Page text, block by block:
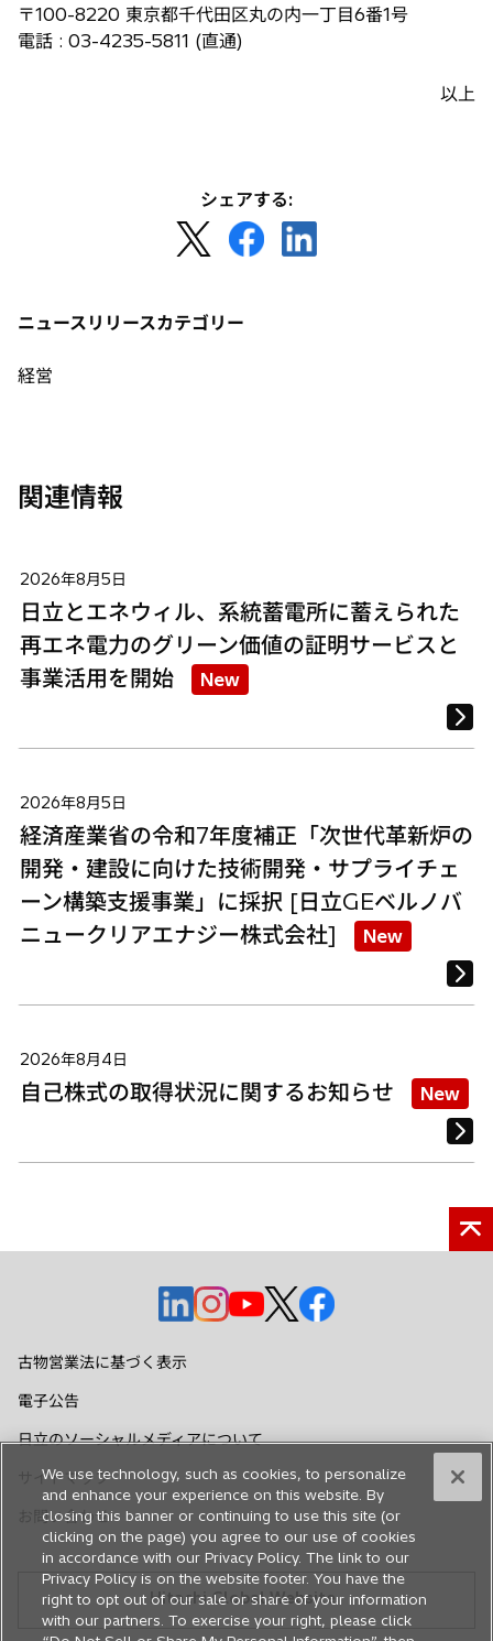
〒100-8220 東京都千代田区丸の内一丁目6番1号
電話 : 03-4235-5811 (直通)
以上
シェアする:
し
タ
新
し
ニュースリリースカテゴリー
経営
関連情報
2026年8月5日
日立とエネウィル、系統蓄電所に蓄えられた
再エネ電力のグリーン価値の証明サービスと
事業活用を開始
New
2026年8月5日
経済産業省の令和7年度補正「次世代革新炉の
開発・建設に向けた技術開発・サプライチェ
ーン構築支援事業」に採択 [日立GEベルノバ
ニュークリアエナジー株式会社]
New
2026年8月4日
自己株式の取得状況に関するお知らせ New
新
し
で
く
新
で
く
新
し
く
新
し
く
新
く
古物営業法に基づく表示
電子公告
日立のソーシャルメディアについて
サイトマップ
お問い合わせ
Hitachi Global Website
We use technology, such as cookies, to personalize
and enhance your experience on this website. By
closing this banner or continuing to use this site (or
clicking on the page) you agree to our use of cookies
in accordance with our Privacy Policy. The link to our
Privacy Policy is on the website footer. You have the
right to opt out of our sale or share of your information
with our partners. To exercise your right, please click